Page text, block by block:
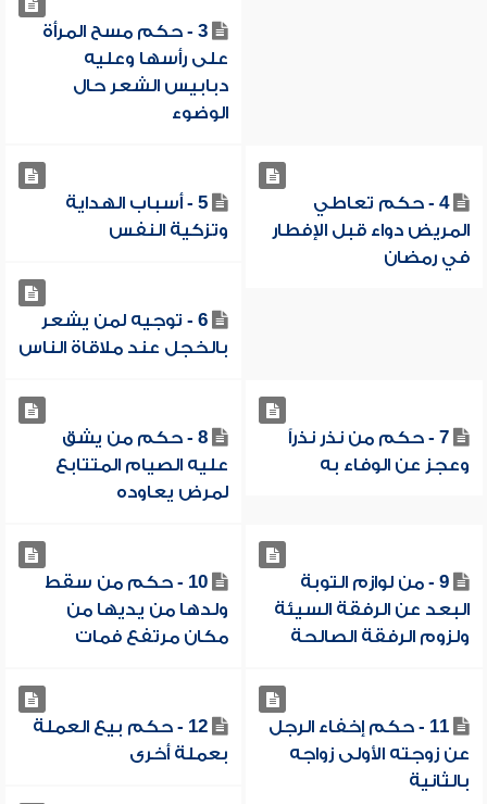
3 - حكم مسح المرأة
على رأسها وعليه
دبابيس الشعر حال
الوضوء
4 - حكم تعاطي
المريض دواء قبل الإفطار
في رمضان
5 - أسباب الهداية
وتزكية النفس
6 - توجيه لمن يشعر
بالخجل عند ملاقاة الناس
7 - حكم من نذر نذراً
وعجز عن الوفاء به
8 - حكم من يشق
عليه الصيام المتتابع
لمرض يعاوده
9 - من لوازم التوبة
البعد عن الرفقة السيئة
ولزوم الرفقة الصالحة
10 - حكم من سقط
ولدها من يديها من
مكان مرتفع فمات
11 - حكم إخفاء الرجل
عن زوجته الأولى زواجه
بالثانية
12 - حكم بيع العملة
بعملة أخرى